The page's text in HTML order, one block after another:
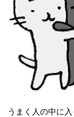
うまく人の中に